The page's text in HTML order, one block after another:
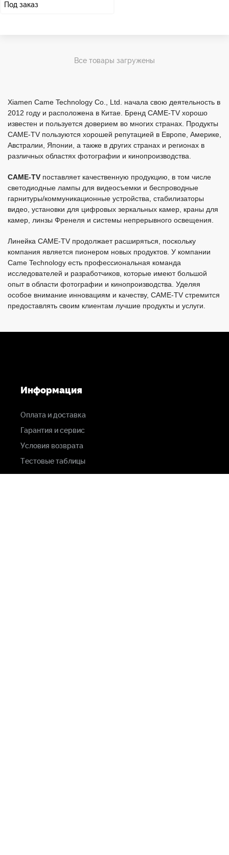
Под заказ
Все товары загружены
Xiamen Came Technology Co., Ltd. начала свою деятельность в
2012 году и расположена в Китае. Бренд CAME-TV хорошо
известен и пользуется доверием во многих странах. Продукты
CAME-TV пользуются хорошей репутацией в Европе, Америке,
Австралии, Японии, а также в других странах и регионах в
различных областях фотографии и кинопроизводства.
CAME-TV поставляет качественную продукцию, в том числе
светодиодные лампы для видеосъемки и беспроводные
гарнитуры/коммуникационные устройства, стабилизаторы
видео, установки для цифровых зеркальных камер, краны для
камер, линзы Френеля и системы непрерывного освещения.
Линейка CAME-TV продолжает расширяться, поскольку
компания является пионером новых продуктов. У компании
Came Technology есть профессиональная команда
исследователей и разработчиков, которые имеют большой
опыт в области фотографии и кинопроизводства. Уделяя
особое внимание инновациям и качеству, CAME-TV стремится
предоставлять своим клиентам лучшие продукты и услуги.
Информация
Оплата и доставка
Гарантия и сервис
Условия возврата
Тестовые таблицы